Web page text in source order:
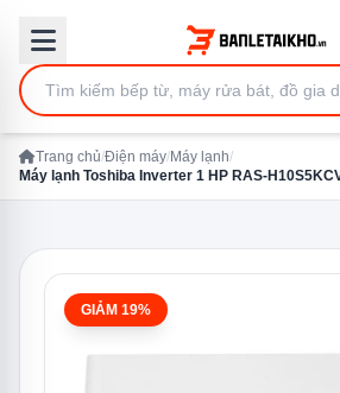
Trang chủ/Điện máy/Máy lạnh/
Máy lạnh Toshiba Inverter 1 HP RAS-
GIẢM 19%